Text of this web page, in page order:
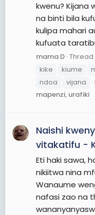
kwenu? Kijana
na binti bila
kulipa mahari
kufuata
mama D Thread
kike
kiume
ndoa
vijana
mapenzi, urafiki
Naishi
vitakatifu -
Eti haki sawa,
nikiitwa nina
Wanaume
nafasi zao na